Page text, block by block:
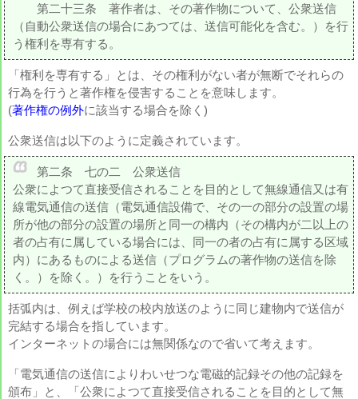
第二十三条 著作者は、その著作物について、公衆送信
（自動公衆送信の場合にあつては、送信可能化を含む。）を行
う権利を専有する。
「権利を専有する」とは、その権利がない者が無断でそれらの
行為を行うと著作権を侵害することを意味します。
(著作権の例外に該当する場合を除く)
公衆送信は以下のように定義されています。
第二条 七の二 公衆送信
公衆によつて直接受信されることを目的として無線通信又は有
線電気通信の送信（電気通信設備で、その一の部分の設置の場
所が他の部分の設置の場所と同一の構内（その構内が二以上の
者の占有に属している場合には、同一の者の占有に属する区域
内）にあるものによる送信（プログラムの著作物の送信を除
く。）を除く。）を行うことをいう。
括弧内は、例えば学校の校内放送のように同じ建物内で送信が
完結する場合を指しています。
インターネットの場合には無関係なので省いて考えます。
「電気通信の送信によりわいせつな電磁的記録その他の記録を
頒布」と、「公衆によつて直接受信されることを目的として無